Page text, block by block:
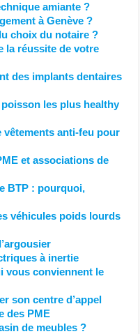
amiante ?
à Genève ?
choix du notaire ?
la réussite de votre
des implants dentaires
les plus healthy
vêtements anti-feu pour
et associations de
BTP : pourquoi,
véhicules poids lourds
à inertie
vous conviennent le
son centre d’appel
des PME
de meubles ?